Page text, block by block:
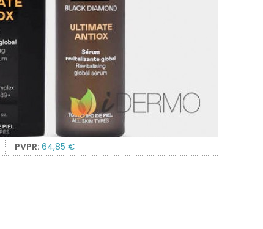
PVPR: 64,85 €